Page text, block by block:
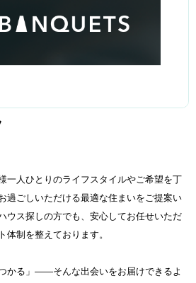
一人ひとりのライフスタイルやご希望を丁
過ごしいただける最適な住まいをご提案い
ウス探しの方でも、安心してお任せいただ
体制を整えております。
かる」——そんな出会いをお届けできるよ